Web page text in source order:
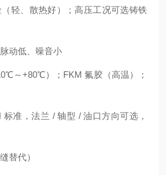
轻、散热好）；高压工况可选铸铁
动低、噪音小
～+80℃）；FKM 氟胶（高温）；
准，法兰 / 轴型 / 油口方向可选，
替代）